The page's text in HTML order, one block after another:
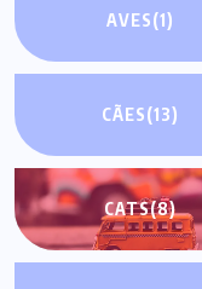
AVES(1)
CÃES(13)
CATS(8)